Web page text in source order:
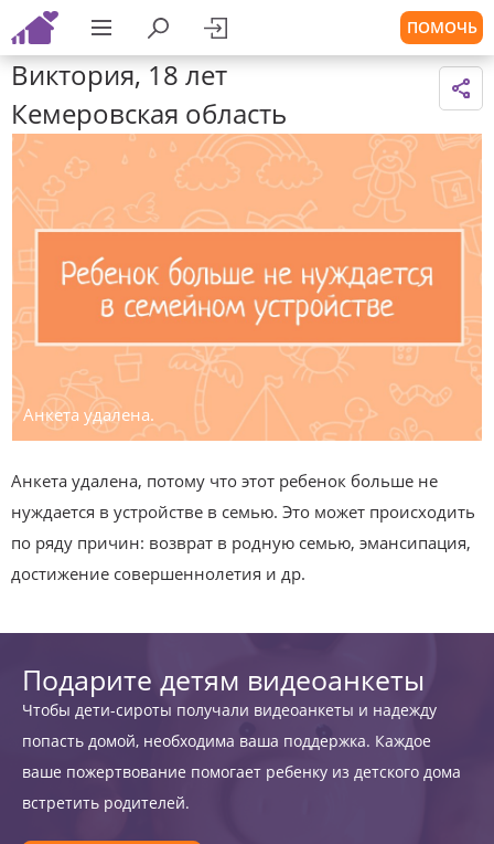
ПОМОЧЬ
Виктория, 18 лет
Кемеровская область
Анкета удалена.
Анкета удалена, потому что этот ребенок больше не
нуждается в устройстве в семью. Это может происходить
по ряду причин: возврат в родную семью, эмансипация,
достижение совершеннолетия и др.
Подарите детям видеоанкеты
Чтобы дети-сироты получали видеоанкеты и надежду
попасть домой, необходима ваша поддержка. Каждое
ваше пожертвование помогает ребенку из детского дома
встретить родителей.